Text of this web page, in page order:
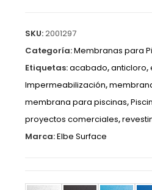
SKU:2001297
Categoría:Membranas para
Etiquetas:acabado,anticloro,
Impermeabilización,
membrana para piscinas,
proyectos comerciales,
Marca:Elbe Surface